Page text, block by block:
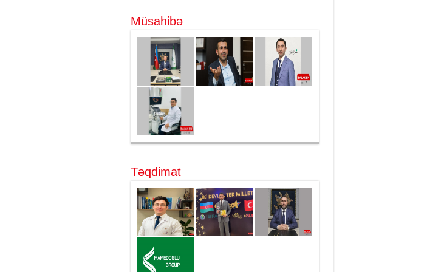
Müsahibə
Təqdimat